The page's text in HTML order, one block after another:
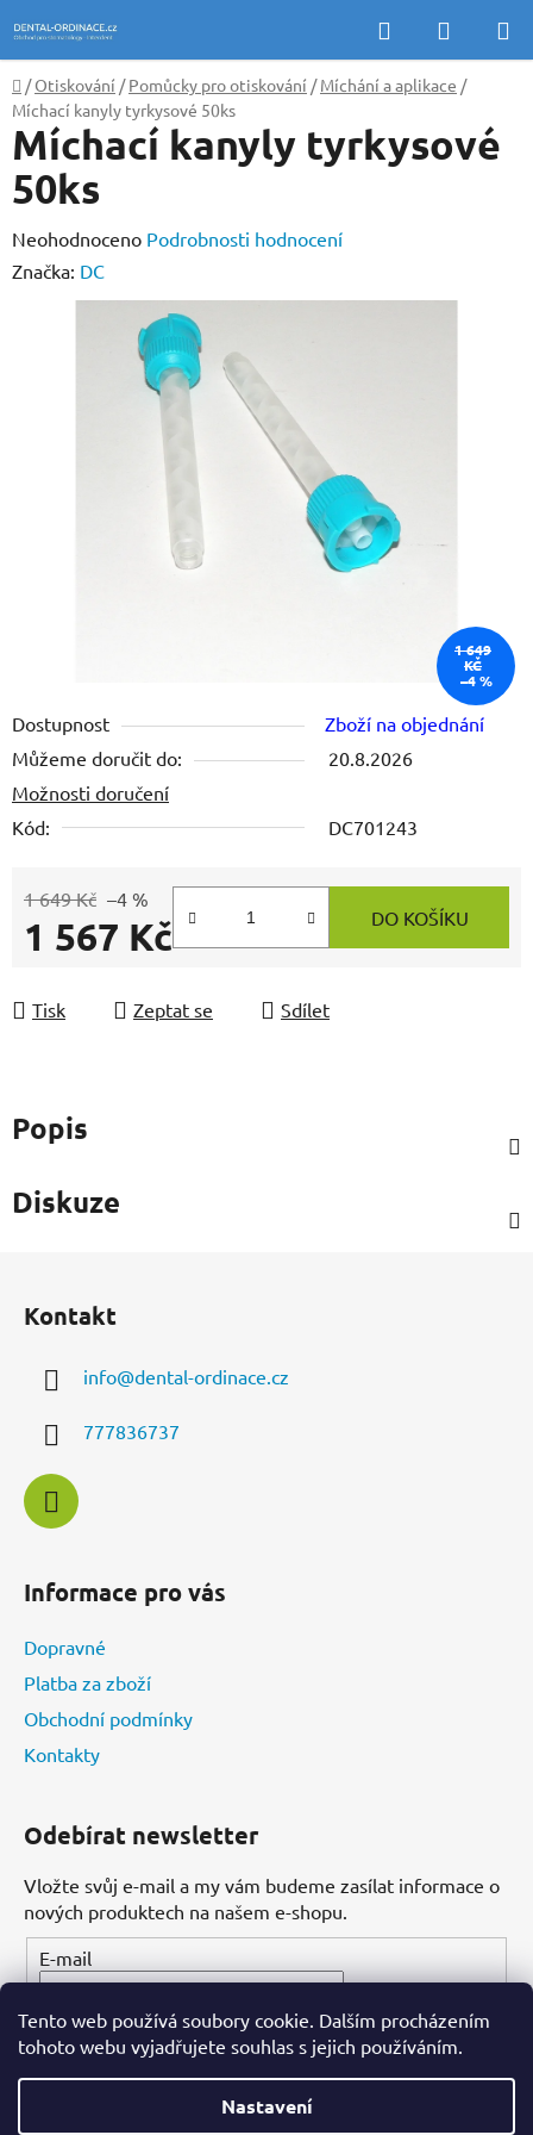
Tento web používá soubory cookie. Dalším procházením
tohoto webu vyjadřujete souhlas s jejich používáním.
Nastavení
na
obsah
Hledat
KOŠÍK
Domů
/ Otiskování / Pomůcky pro otiskování / Míchání a aplikace /
Míchací kanyly tyrkysové 50ks
Dostupnost
Zboží na objednání
Můžeme doručit do:
20.8.2026
Možnosti doručení
Kód:
DC701243
1 649 Kč –4 %
1 567 Kč DO KOŠÍKU
Tisk Zeptat se Sdílet
Míchací kanyly tyrkysové
50ks
Průměrné
hodnocení
produktu
Neohodnoceno Podrobnosti hodnocení
Značka: DC
1 649
KČ
–4 %
Popis
Diskuze
Kontakt
info@dental-ordinace.cz
777836737
Informace pro vás
Dopravné
Platba za zboží
Obchodní podmínky
Kontakty
Odebírat newsletter
Vložte svůj e-mail a my vám budeme zasílat informace o
nových produktech na našem e-shopu.
E-mail
PŘIHLÁSIT SE